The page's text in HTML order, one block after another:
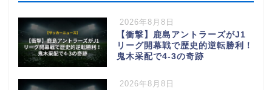
2026年8月8日
【衝撃】鹿島アントラーズがJ1
リーグ開幕戦で歴史的逆転勝利！
鬼木采配で4-3の奇跡
2026年8月8日